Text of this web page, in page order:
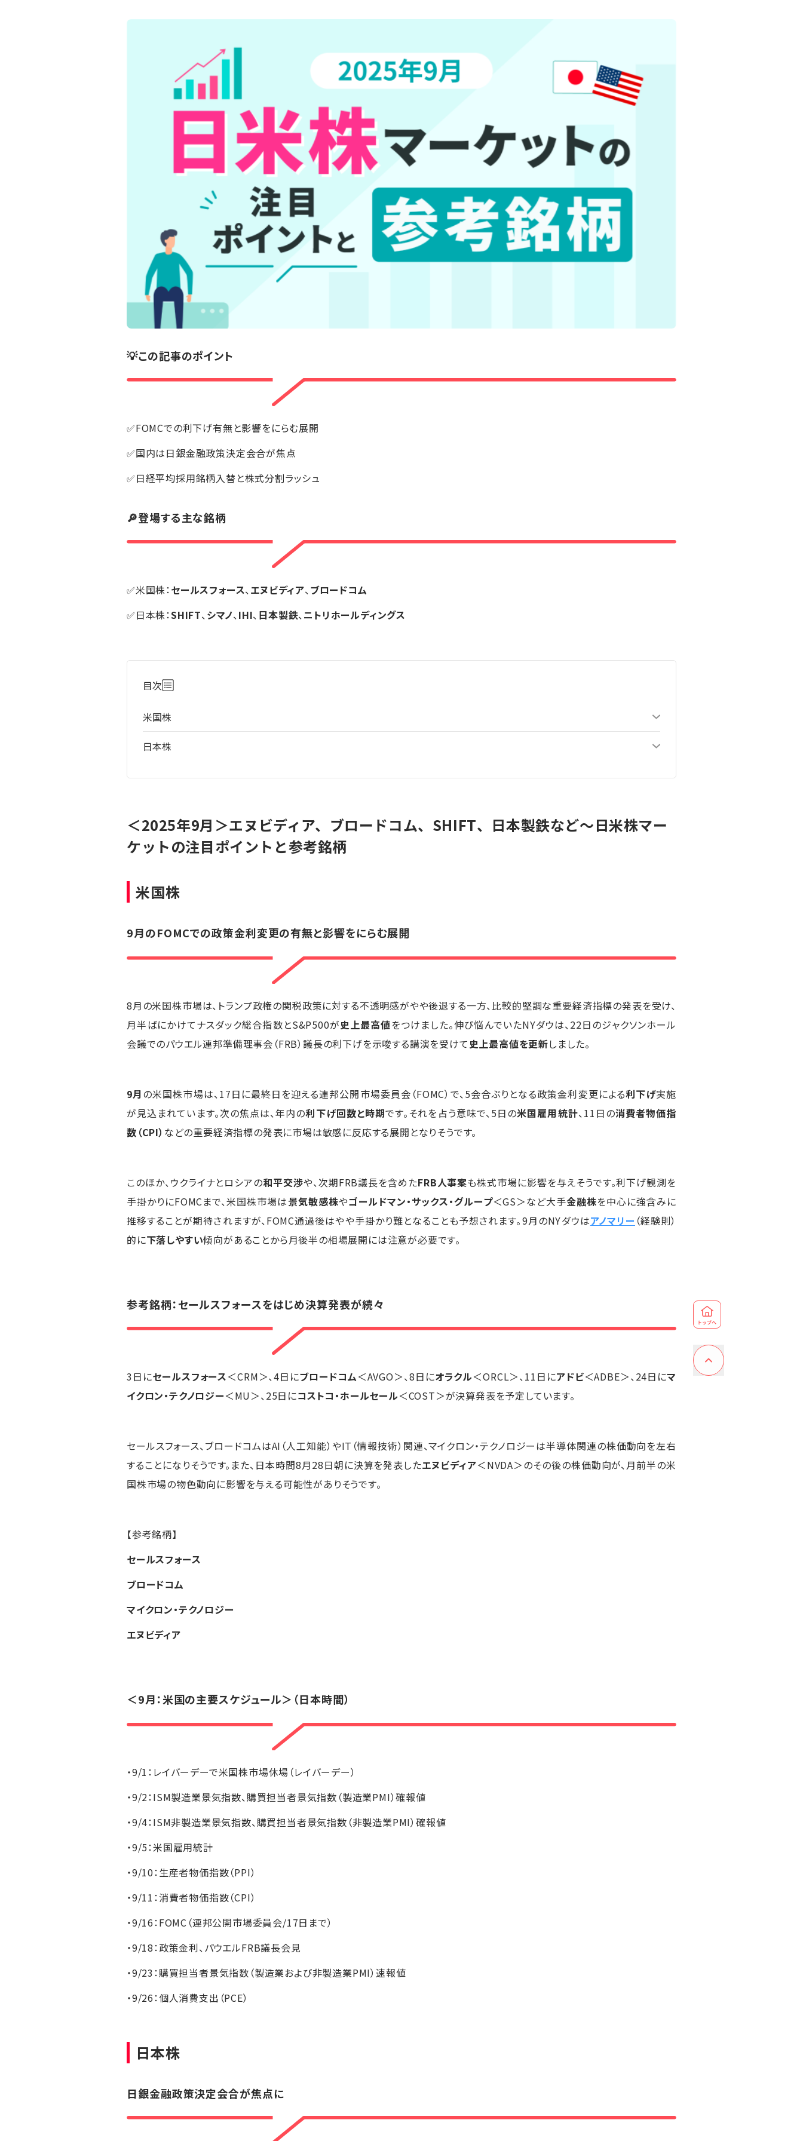
💡この記事のポイント
✅FOMCでの利下げ有無と影響をにらむ展開
✅国内は日銀金融政策決定会合が焦点
✅日経平均採用銘柄入替と株式分割ラッシュ
🔎登場する主な銘柄
✅米国株：セールスフォース、エヌビディア、ブロードコム
✅日本株：SHIFT、シマノ、IHI、 日本製鉄、ニトリホールディングス
目次
米国株
日本株
＜2025年9月＞エヌビディア、ブロードコム、SHIFT、日本製鉄など～日米株マー
ケットの注目ポイントと参考銘柄
米国株
9月のFOMCでの政策金利変更の有無と影響をにらむ展開
8月の米国株市場は、トランプ政権の関税政策に対する不透明感がやや後退する一方、比較的堅調な重要経済指標の発表を受け、
月半ばにかけてナスダック総合指数とS&P500が史上最高値をつけました。伸び悩んでいたNYダウは、22日のジャクソンホール
会議でのパウエル連邦準備理事会（FRB）議長の利下げを示唆する講演を受けて史上最高値を更新しました。
9月の米国株市場は、17日に最終日を迎える連邦公開市場委員会（FOMC）で、5会合ぶりとなる政策金利変更による利下げ実施
が見込まれています。次の焦点は、年内の利下げ回数と時期です。それを占う意味で、5日の米国雇用統計、11日の消費者物価指
数（CPI） などの重要経済指標の発表に市場は敏感に反応する展開となりそうです。
このほか、ウクライナとロシアの和平交渉や、次期FRB議長を含めたFRB人事案も株式市場に影響を与えそうです。利下げ観測を
手掛かりにFOMCまで、米国株市場は景気敏感株やゴールドマン・サックス・グループ＜GS＞など大手金融株を中心に強含みに
推移することが期待されますが、FOMC通過後はやや手掛かり難となることも予想されます。9月のNYダウはアノマリー （経験則）
的に下落しやすい傾向があることから月後半の相場展開には注意が必要です。
参考銘柄：セールスフォースをはじめ決算発表が続々
3日にセールスフォース＜CRM＞、4日にブロードコム＜AVGO＞、8日にオラクル＜ORCL＞、11日にアドビ＜ADBE＞、24日にマ
イクロン・テクノロジー＜MU＞、25日にコストコ・ホールセール＜COST＞が決算発表を予定しています。
セールスフォース、ブロードコムはAI（人工知能）やIT（情報技術）関連、マイクロン・テクノロジーは半導体関連の株価動向を左右
することになりそうです。また、日本時間8月28日朝に決算を発表したエヌビディア＜NVDA＞のその後の株価動向が、月前半の米
国株市場の物色動向に影響を与える可能性がありそうです。
【参考銘柄】
セールスフォース
ブロードコム
マイクロン・テクノロジー
エヌビディア
＜9月：米国の主要スケジュール＞（日本時間）
・9/1：レイバーデーで米国株市場休場（レイバーデー）
・9/2：ISM製造業景気指数、購買担当者景気指数（製造業PMI）確報値
・9/4：ISM非製造業景気指数、購買担当者景気指数（非製造業PMI）確報値
・9/5：米国雇用統計
・9/10：生産者物価指数（PPI）
・9/11：消費者物価指数（CPI）
・9/16：FOMC（連邦公開市場委員会/17日まで）
・9/18：政策金利、パウエルFRB議長会見
・9/23：購買担当者景気指数（製造業および非製造業PMI）速報値
・9/26：個人消費支出（PCE）
日本株
日銀金融政策決定会合が焦点に